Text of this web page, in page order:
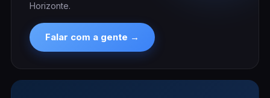
Horizonte.
Falar com a gente →